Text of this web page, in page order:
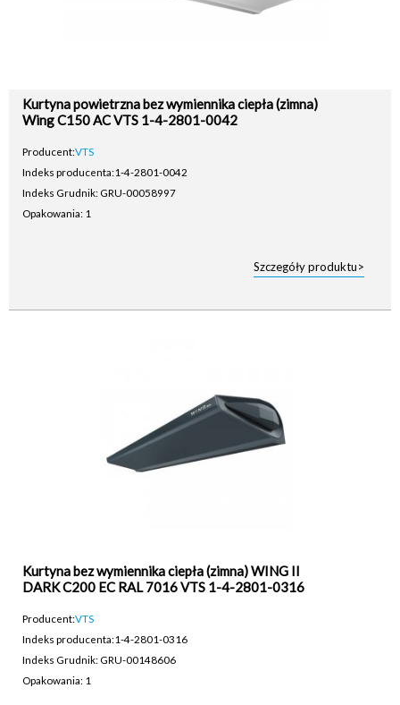
Kurtyna powietrzna bez wymiennika ciepła (zimna)
Wing C150 AC VTS 1-4-2801-0042
Producent:VTS
Indeks producenta:1-4-2801-0042
Indeks Grudnik: GRU-00058997
Opakowania: 1
Szczegóły produktu>
Kurtyna bez wymiennika ciepła (zimna) WING II
DARK C200 EC RAL 7016 VTS 1-4-2801-0316
Producent:VTS
Indeks producenta:1-4-2801-0316
Indeks Grudnik: GRU-00148606
Opakowania: 1